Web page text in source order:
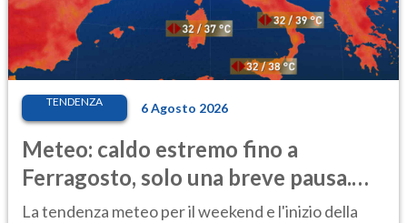
TENDENZA 6 Agosto 2026
Meteo: caldo estremo fino a
Ferragosto, solo una breve pausa.
Ecco dove
La tendenza meteo per il weekend e l'inizio della